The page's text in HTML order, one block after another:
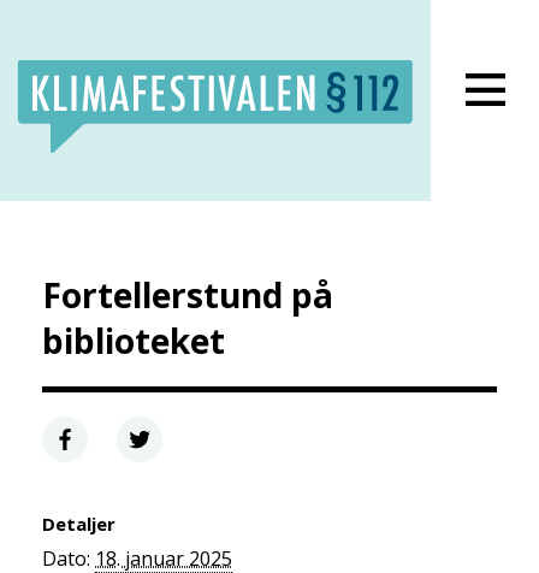
Lukk meny
Fortellerstund på
biblioteket
Detaljer
Dato: 18. januar 2025